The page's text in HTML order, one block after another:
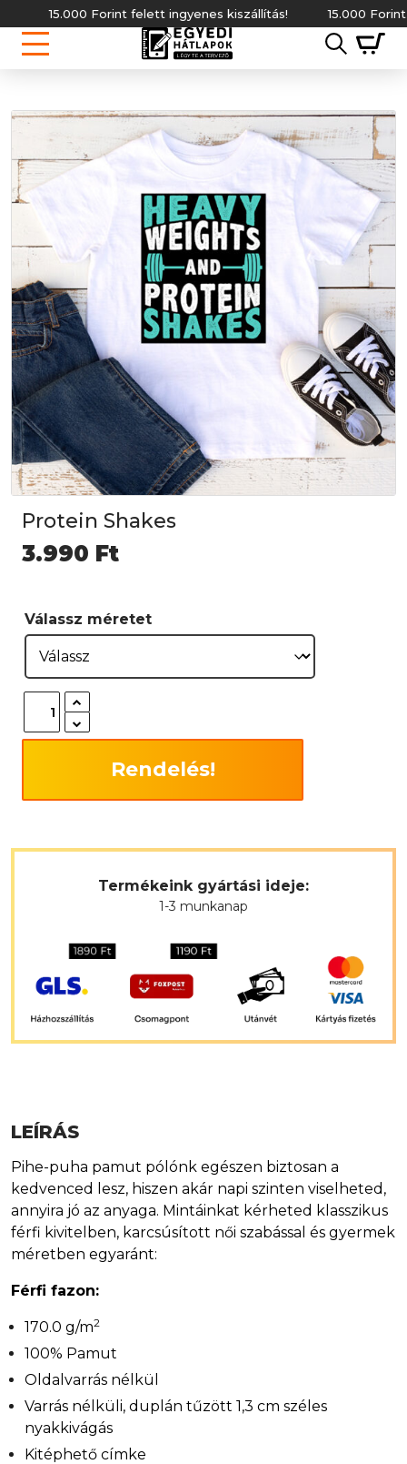
15.000 Forint felett ingyenes kiszállítás! 15.000 Forint felett
Protein Shakes
3.990 Ft
Válassz méretet
Rendelés!
Termékeink gyártási ideje:
1-3 munkanap
LEÍRÁS
Pihe-puha pamut pólónk egészen biztosan a
kedvenced lesz, hiszen akár napi szinten viselheted,
annyira jó az anyaga. Mintáinkat kérheted klasszikus
férfi kivitelben, karcsúsított női szabással és gyermek
méretben egyaránt:
Férfi fazon:
170.0 g/m2
100% Pamut
Oldalvarrás nélkül
Varrás nélküli, duplán tűzött 1,3 cm széles
nyakkivágás
Kitéphető címke